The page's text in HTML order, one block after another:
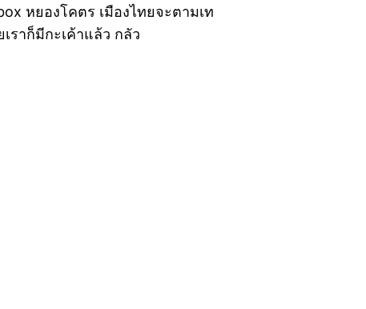
หยองโคตร เมืองไทยจะตามเท
ราก็มีกะเค้าแล้ว กลัว